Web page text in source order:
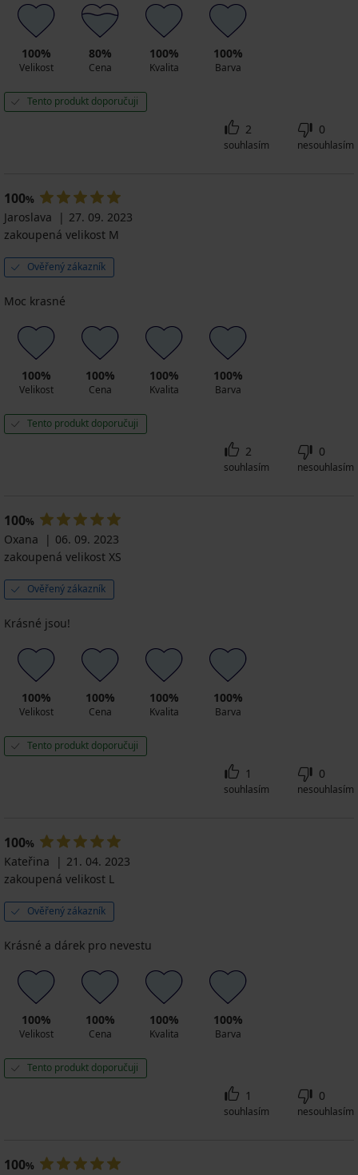
100%
Velikost
80%
Cena
100%
Kvalita
100%
Barva
Tento produkt doporučuji
2
souhlasím
0
nesouhlasím
100%
Jaroslava
27. 09. 2023
zakoupená velikost M
Ověřený zákazník
Moc krasné
100%
Velikost
100%
Cena
100%
Kvalita
100%
Barva
Tento produkt doporučuji
2
souhlasím
0
nesouhlasím
100%
Oxana
06. 09. 2023
zakoupená velikost XS
Ověřený zákazník
Krásné jsou!
100%
Velikost
100%
Cena
100%
Kvalita
100%
Barva
Tento produkt doporučuji
1
souhlasím
0
nesouhlasím
100%
Kateřina
21. 04. 2023
zakoupená velikost L
Ověřený zákazník
Krásné a dárek pro nevestu
100%
Velikost
100%
Cena
100%
Kvalita
100%
Barva
Tento produkt doporučuji
1
souhlasím
0
nesouhlasím
100%